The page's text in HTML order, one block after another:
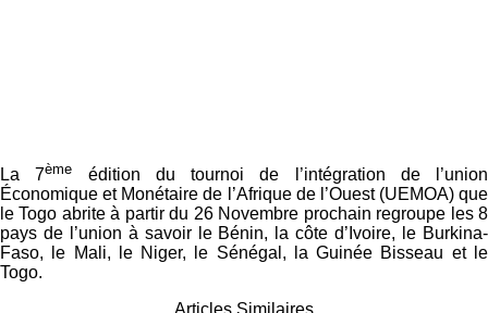
La 7ème édition du tournoi de l’intégration de l’union
Économique et Monétaire de l’Afrique de l’Ouest (UEMOA) que
le Togo abrite à partir du 26 Novembre prochain regroupe les 8
pays de l’union à savoir le Bénin, la côte d’Ivoire, le Burkina-
Faso, le Mali, le Niger, le Sénégal, la Guinée Bisseau et le
Togo.